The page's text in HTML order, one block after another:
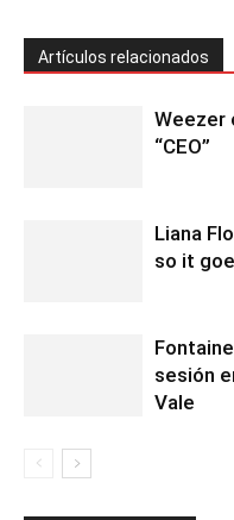
Artículos relacionados
Weezer
“CEO”
Liana
so it
sesión
Vale